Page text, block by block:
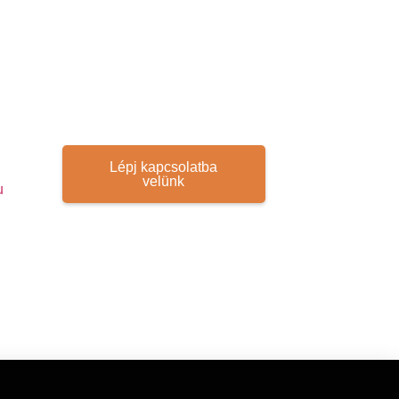
Lépj kapcsolatba
velünk